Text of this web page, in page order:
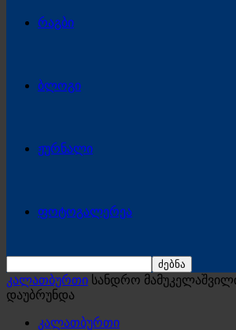
რაგბი
ბლოგი
ჟურნალი
ფოტოგალერეა
კალათბურთი სანდრო
დაუბრუნდა
კალათბურთი